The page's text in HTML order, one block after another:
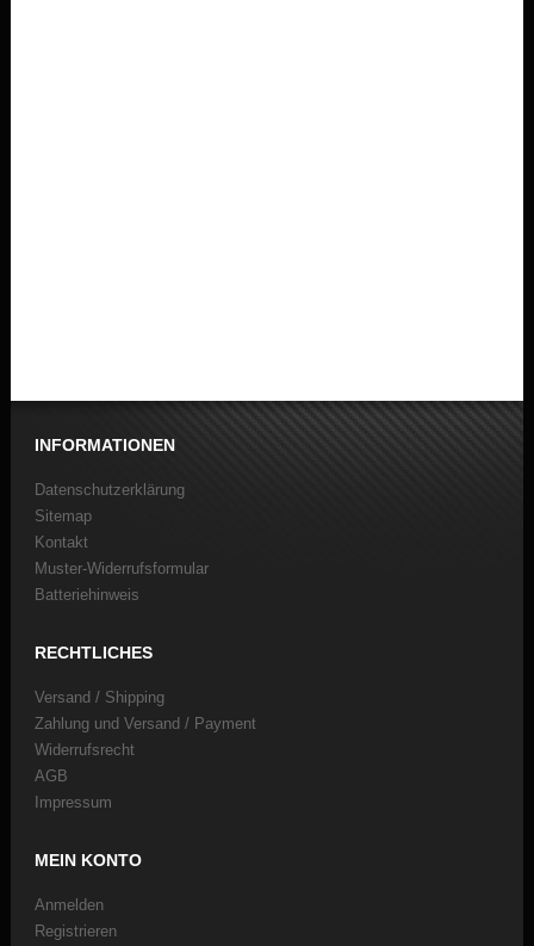
INFORMATIONEN
Datenschutzerklärung
Sitemap
Kontakt
Muster-Widerrufsformular
Batteriehinweis
RECHTLICHES
Versand / Shipping
Zahlung und Versand / Payment
Widerrufsrecht
AGB
Impressum
MEIN KONTO
Anmelden
Registrieren